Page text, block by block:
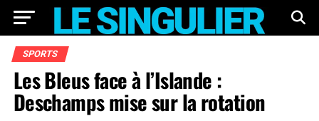
SPORTS
Les Bleus face à l’Islande :
Deschamps mise sur la rotation